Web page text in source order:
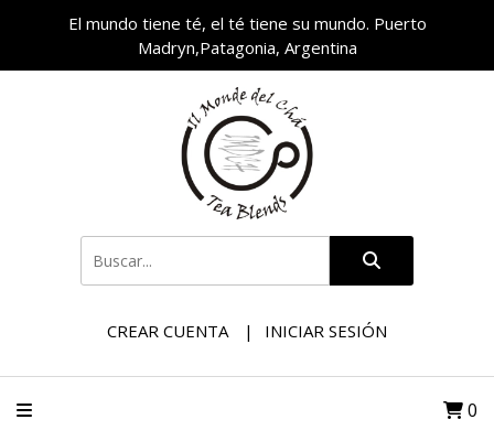
El mundo tiene té, el té tiene su mundo. Puerto
Madryn,Patagonia, Argentina
CREAR CUENTA INICIAR SESIÓN
0